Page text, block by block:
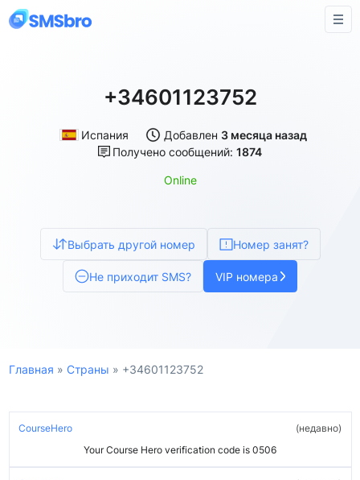
+34601123752
Испания Добавлен 3 месяца назад
Получено сообщений:1874
Online
Выбрать другой номер Номер занят?
Не приходит SMS? VIP номера
Главная » Страны » +34601123752
CourseHero
Your Course Hero verification code is 0506
недавно